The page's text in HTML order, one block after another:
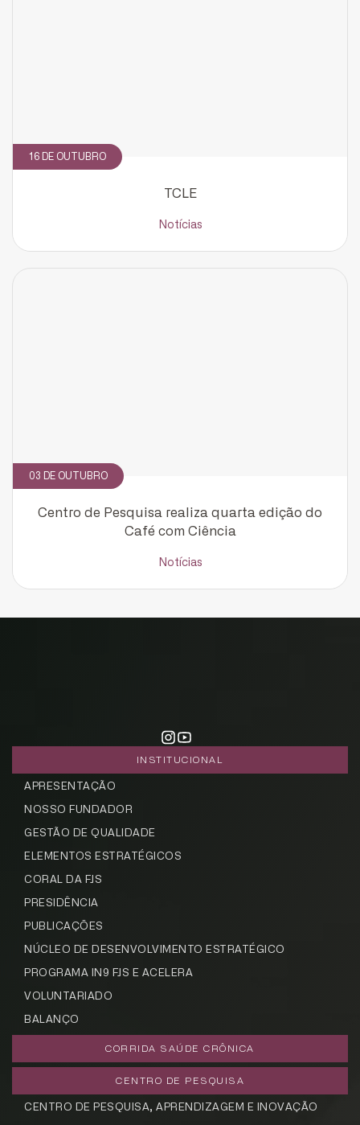
16 DE OUTUBRO
TCLE
Notícias
03 DE OUTUBRO
Centro de Pesquisa realiza quarta edição do
Café com Ciência
Notícias
INSTITUCIONAL
APRESENTAÇÃO
NOSSO FUNDADOR
GESTÃO DE QUALIDADE
ELEMENTOS ESTRATÉGICOS
CORAL DA FJS
PRESIDÊNCIA
PUBLICAÇÕES
NÚCLEO DE DESENVOLVIMENTO ESTRATÉGICO
PROGRAMA IN9 FJS E ACELERA
VOLUNTARIADO
BALANÇO
CORRIDA SAÚDE CRÔNICA
CENTRO DE PESQUISA
CENTRO DE PESQUISA, APRENDIZAGEM E INOVAÇÃO
CADASTRE-SE
Silveira em seu e-mail.